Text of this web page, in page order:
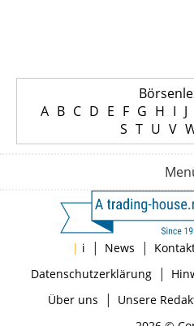
A B C D E F G H I J
S T U V
| i | News |
Datenschutzerklärung|
Über uns | Unsere